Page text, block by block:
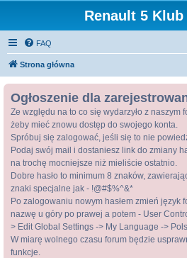
Renault 5
FAQ
Strona główna
Ogłoszenie dla
Ze względu na to co się wydarzyło z naszym
żeby mieć znowu dostęp do swojego konta.
Spróbuj się zalogować, jeśli się to nie
Podaj swój mail i dostaniesz link do zmiany
na trochę mocniejsze niż mieliście ostatnio.
Dobre hasło to minimum 8 znaków,
znaki specjalne jak - !@#$%^&*
Po zalogowaniu nowym hasłem zmień język
nazwę u góry po prawej a potem - User
> Edit Global Settings -> My Language ->
W miarę wolnego czasu forum będzie
funkcje.